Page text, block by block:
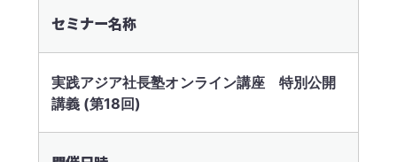
セミナー名称
実践アジア社長塾オンライン講座 特別公開
講義 (第18回)